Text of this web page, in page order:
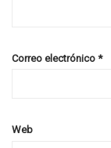
Correo electrónico *
Web